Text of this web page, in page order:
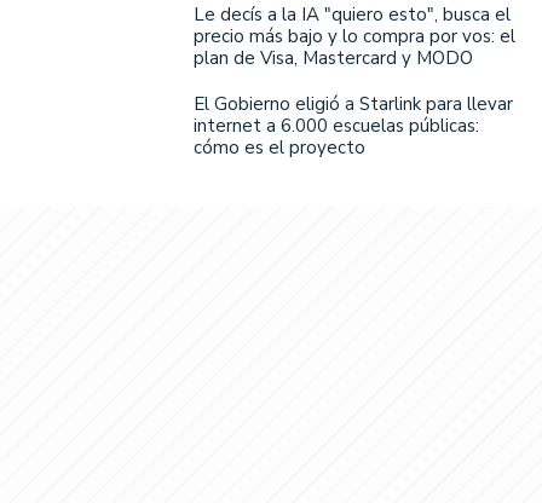
Le decís a la IA "quiero esto", busca el
precio más bajo y lo compra por vos: el
plan de Visa, Mastercard y MODO
El Gobierno eligió a Starlink para llevar
internet a 6.000 escuelas públicas:
cómo es el proyecto